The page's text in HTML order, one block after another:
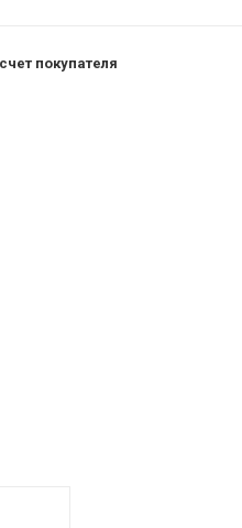
покупателя